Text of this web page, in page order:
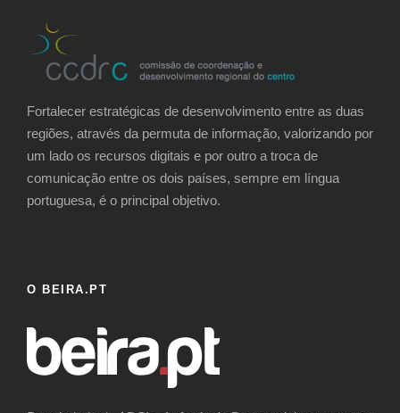
Fortalecer estratégicas de desenvolvimento entre as duas
regiões, através da permuta de informação, valorizando por
um lado os recursos digitais e por outro a troca de
comunicação entre os dois países, sempre em língua
portuguesa, é o principal objetivo.
O BEIRA.PT